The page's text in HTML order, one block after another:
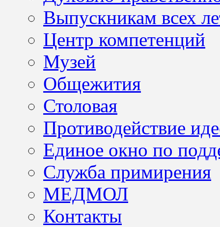
Выпускникам всех
Центр компетенций
Музей
Общежития
Столовая
Противодействие
Единое окно по
Служба примирения
МЕДМОЛ
Контакты